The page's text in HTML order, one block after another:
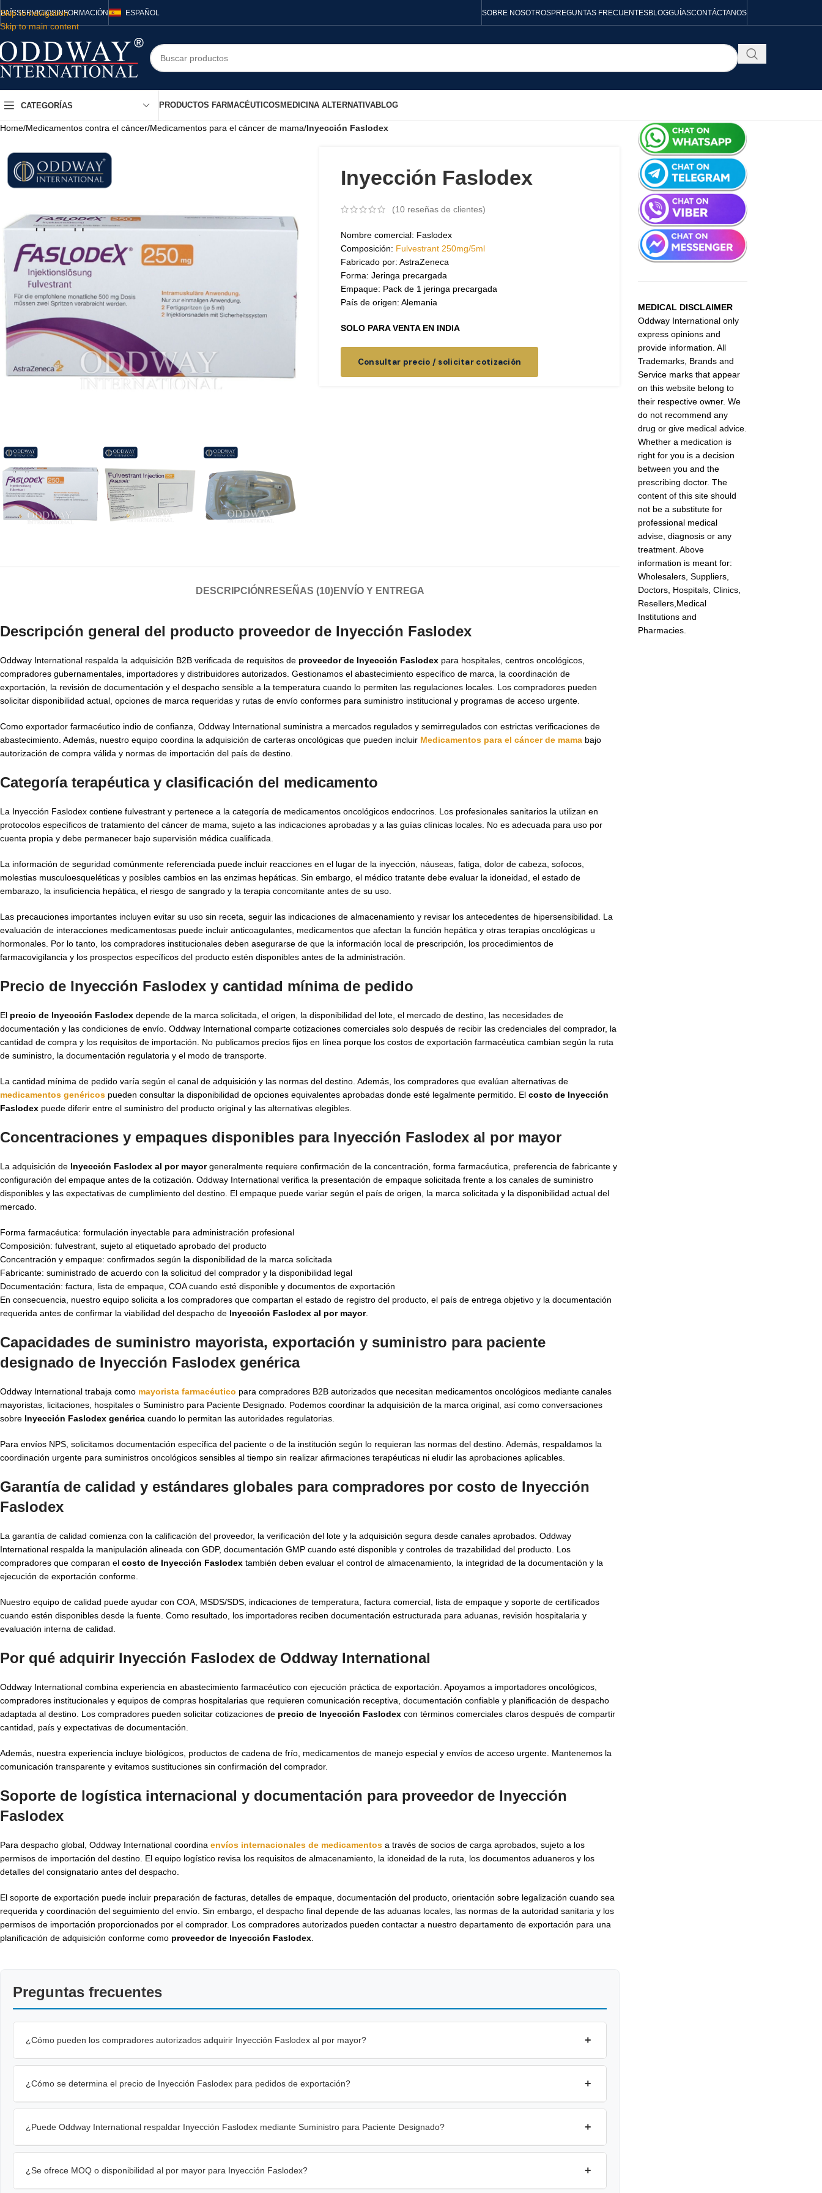
Skip to navigation
Skip to main content
PAÍSSERVICIOSINFORMACIÓN ESPAÑOL SOBRE NOSOTROSPREGUNTAS FRECUENTESBLOGGUÍASCONTÁCTANOS
CATEGORÍAS PRODUCTOS FARMACÉUTICOS MEDICINA ALTERNATIVABLOG
Home/Medicamentos contra el cáncer/Medicamentos para el cáncer de mama/Inyección Faslodex
Inyección Faslodex
(10reseñas de clientes)
Nombre comercial: Faslodex
Composición: Fulvestrant 250mg/5ml
Fabricado por: AstraZeneca
Forma: Jeringa precargada
Empaque: Pack de 1 jeringa precargada
País de origen: Alemania
SOLO PARA VENTA EN INDIA
Consultar precio / solicitar cotización
DESCRIPCIÓN RESEÑAS (10)ENVÍO Y ENTREGA
Descripción general del producto proveedor de Inyección Faslodex
Oddway International respalda la adquisición B2B verificada de requisitos de proveedor de Inyección Faslodex para hospitales, centros oncológicos,
compradores gubernamentales, importadores y distribuidores autorizados. Gestionamos el abastecimiento específico de marca, la coordinación de
exportación, la revisión de documentación y el despacho sensible a la temperatura cuando lo permiten las regulaciones locales. Los compradores pueden
solicitar disponibilidad actual, opciones de marca requeridas y rutas de envío conformes para suministro institucional y programas de acceso urgente.
Como exportador farmacéutico indio de confianza, Oddway International suministra a mercados regulados y semirregulados con estrictas verificaciones de
abastecimiento. Además, nuestro equipo coordina la adquisición de carteras oncológicas que pueden incluir Medicamentos para el cáncer de mama bajo
autorización de compra válida y normas de importación del país de destino.
Categoría terapéutica y clasificación del medicamento
La Inyección Faslodex contiene fulvestrant y pertenece a la categoría de medicamentos oncológicos endocrinos. Los profesionales sanitarios la utilizan en
protocolos específicos de tratamiento del cáncer de mama, sujeto a las indicaciones aprobadas y a las guías clínicas locales. No es adecuada para uso por
cuenta propia y debe permanecer bajo supervisión médica cualificada.
La información de seguridad comúnmente referenciada puede incluir reacciones en el lugar de la inyección, náuseas, fatiga, dolor de cabeza, sofocos,
molestias musculoesqueléticas y posibles cambios en las enzimas hepáticas. Sin embargo, el médico tratante debe evaluar la idoneidad, el estado de
embarazo, la insuficiencia hepática, el riesgo de sangrado y la terapia concomitante antes de su uso.
Las precauciones importantes incluyen evitar su uso sin receta, seguir las indicaciones de almacenamiento y revisar los antecedentes de hipersensibilidad. La
evaluación de interacciones medicamentosas puede incluir anticoagulantes, medicamentos que afectan la función hepática y otras terapias oncológicas u
hormonales. Por lo tanto, los compradores institucionales deben asegurarse de que la información local de prescripción, los procedimientos de
farmacovigilancia y los prospectos específicos del producto estén disponibles antes de la administración.
Precio de Inyección Faslodex y cantidad mínima de pedido
El precio de Inyección Faslodex depende de la marca solicitada, el origen, la disponibilidad del lote, el mercado de destino, las necesidades de
documentación y las condiciones de envío. Oddway International comparte cotizaciones comerciales solo después de recibir las credenciales del comprador, la
cantidad de compra y los requisitos de importación. No publicamos precios fijos en línea porque los costos de exportación farmacéutica cambian según la ruta
de suministro, la documentación regulatoria y el modo de transporte.
La cantidad mínima de pedido varía según el canal de adquisición y las normas del destino. Además, los compradores que evalúan alternativas de
medicamentos genéricos pueden consultar la disponibilidad de opciones equivalentes aprobadas donde esté legalmente permitido. El costo de Inyección
Faslodex puede diferir entre el suministro del producto original y las alternativas elegibles.
Concentraciones y empaques disponibles para Inyección Faslodex al por mayor
La adquisición de Inyección Faslodex al por mayorgeneralmente requiere confirmación de la concentración, forma farmacéutica, preferencia de fabricante y
configuración del empaque antes de la cotización. Oddway International verifica la presentación de empaque solicitada frente a los canales de suministro
disponibles y las expectativas de cumplimiento del destino. El empaque puede variar según el país de origen, la marca solicitada y la disponibilidad actual del
mercado.
Forma farmacéutica: formulación inyectable para administración profesional
Composición: fulvestrant, sujeto al etiquetado aprobado del producto
Concentración y empaque: confirmados según la disponibilidad de la marca solicitada
Fabricante: suministrado de acuerdo con la solicitud del comprador y la disponibilidad legal
Documentación: factura, lista de empaque, COA cuando esté disponible y documentos de exportación
En consecuencia, nuestro equipo solicita a los compradores que compartan el estado de registro del producto, el país de entrega objetivo y la documentación
requerida antes de confirmar la viabilidad del despacho de Inyección Faslodex al por mayor.
Capacidades de suministro mayorista, exportación y suministro para paciente
designado de Inyección Faslodex genérica
Oddway International trabaja como mayorista farmacéutico para compradores B2B autorizados que necesitan medicamentos oncológicos mediante canales
mayoristas, licitaciones, hospitales o Suministro para Paciente Designado. Podemos coordinar la adquisición de la marca original, así como conversaciones
sobre Inyección Faslodex genérica cuando lo permitan las autoridades regulatorias.
Para envíos NPS, solicitamos documentación específica del paciente o de la institución según lo requieran las normas del destino. Además, respaldamos la
coordinación urgente para suministros oncológicos sensibles al tiempo sin realizar afirmaciones terapéuticas ni eludir las aprobaciones aplicables.
Garantía de calidad y estándares globales para compradores por costo de Inyección
Faslodex
La garantía de calidad comienza con la calificación del proveedor, la verificación del lote y la adquisición segura desde canales aprobados. Oddway
International respalda la manipulación alineada con GDP, documentación GMP cuando esté disponible y controles de trazabilidad del producto. Los
compradores que comparan el costo de Inyección Faslodex también deben evaluar el control de almacenamiento, la integridad de la documentación y la
ejecución de exportación conforme.
Nuestro equipo de calidad puede ayudar con COA, MSDS/SDS, indicaciones de temperatura, factura comercial, lista de empaque y soporte de certificados
cuando estén disponibles desde la fuente. Como resultado, los importadores reciben documentación estructurada para aduanas, revisión hospitalaria y
evaluación interna de calidad.
Por qué adquirir Inyección Faslodex de Oddway International
Oddway International combina experiencia en abastecimiento farmacéutico con ejecución práctica de exportación. Apoyamos a importadores oncológicos,
compradores institucionales y equipos de compras hospitalarias que requieren comunicación receptiva, documentación confiable y planificación de despacho
adaptada al destino. Los compradores pueden solicitar cotizaciones de precio de Inyección Faslodex con términos comerciales claros después de compartir
cantidad, país y expectativas de documentación.
Además, nuestra experiencia incluye biológicos, productos de cadena de frío, medicamentos de manejo especial y envíos de acceso urgente. Mantenemos la
comunicación transparente y evitamos sustituciones sin confirmación del comprador.
Soporte de logística internacional y documentación para proveedor de Inyección
Faslodex
Para despacho global, Oddway International coordina envíos internacionales de medicamentos a través de socios de carga aprobados, sujeto a los
permisos de importación del destino. El equipo logístico revisa los requisitos de almacenamiento, la idoneidad de la ruta, los documentos aduaneros y los
detalles del consignatario antes del despacho.
El soporte de exportación puede incluir preparación de facturas, detalles de empaque, documentación del producto, orientación sobre legalización cuando sea
requerida y coordinación del seguimiento del envío. Sin embargo, el despacho final depende de las aduanas locales, las normas de la autoridad sanitaria y los
permisos de importación proporcionados por el comprador. Los compradores autorizados pueden contactar a nuestro departamento de exportación para una
planificación de adquisición conforme como proveedor de Inyección Faslodex
Preguntas frecuentes
¿Cómo pueden los compradores autorizados adquirir Inyección Faslodex al por mayor? +
¿Cómo se determina el precio de Inyección Faslodex para pedidos de exportación? +
¿Puede Oddway International respaldar Inyección Faslodex mediante Suministro para Paciente Designado? +
¿Se ofrece MOQ o disponibilidad al por mayor para Inyección Faslodex? +
MEDICAL DISCLAIMER
Oddway International only
express opinions and
provide information. All
Trademarks, Brands and
Service marks that appear
on this website belong to
their respective owner. We
do not recommend any
drug or give medical advice.
Whether a medication is
right for you is a decision
between you and the
prescribing doctor. The
content of this site should
not be a substitute for
professional medical
advise, diagnosis or any
treatment. Above
information is meant for:
Wholesalers, Suppliers,
Doctors, Hospitals, Clinics,
Resellers,Medical
Institutions and
Pharmacies.